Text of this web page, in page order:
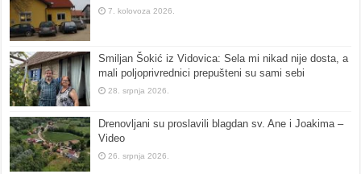
7. kolovoza 2026.
Smiljan Šokić iz Vidovica: Sela mi nikad nije dosta, a
mali poljoprivrednici prepušteni su sami sebi
28. srpnja 2026.
Drenovljani su proslavili blagdan sv. Ane i Joakima –
Video
26. srpnja 2026.